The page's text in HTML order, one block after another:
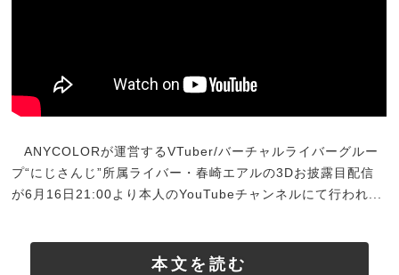
ANYCOLORが運営するVTuber/バーチャルライバーグルー
プ“にじさんじ”所属ライバー・春崎エアルの3Dお披露目配信
が6月16日21:00より本人のYouTubeチャンネルにて行われ...
本文を読む